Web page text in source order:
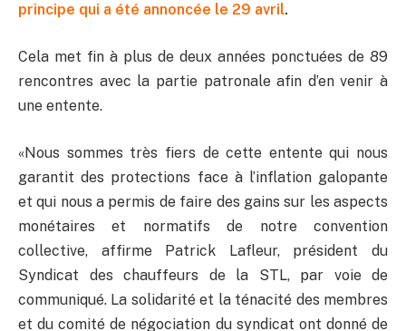
principe qui a été annoncée le 29 avril.
Cela met fin à plus de deux années ponctuées de 89
rencontres avec la partie patronale afin d’en venir à
une entente.
«Nous sommes très fiers de cette entente qui nous
garantit des protections face à l’inflation galopante
et qui nous a permis de faire des gains sur les aspects
monétaires et normatifs de notre convention
collective, affirme Patrick Lafleur, président du
Syndicat des chauffeurs de la STL, par voie de
communiqué. La solidarité et la ténacité des membres
et du comité de négociation du syndicat ont donné de